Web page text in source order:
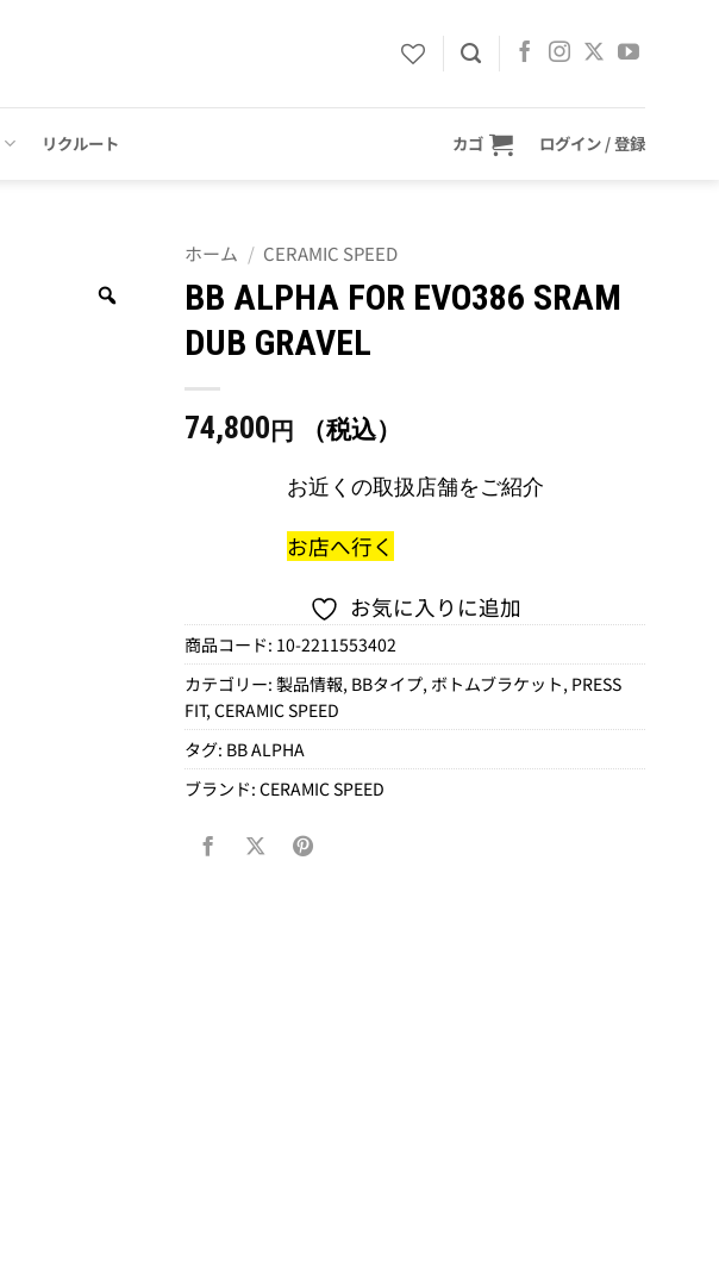
リクルート カゴ ログイン / 登録
ホーム / CERAMIC SPEED
BB ALPHA FOR EVO386 SRAM
DUB GRAVEL
74,800 円 （税込）
お近くの取扱店舗をご紹介
お店へ行く
お気に入りに追加
商品コード: 10-2211553402
カテゴリー:製品情報, BBタイプ, ボトムブラケット, PRESS
FIT,CERAMIC SPEED
タグ: BB ALPHA
ブランド:CERAMIC SPEED